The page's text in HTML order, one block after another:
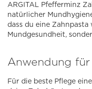
ARGITAL Pfefferminz
natürlicher
dass du eine
Mundgesundheit,
Anwendung
Für die beste Pflege